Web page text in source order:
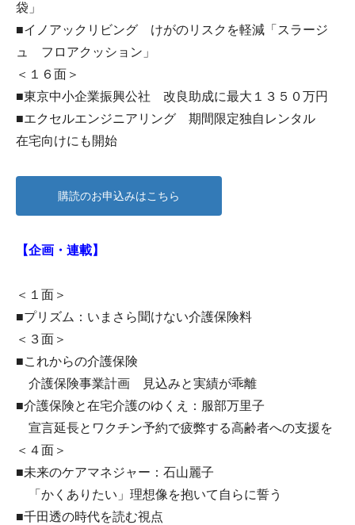
袋」
■イノアックリビング けがのリスクを軽減「スラージ
ュ フロアクッション」
＜１６面＞
■東京中小企業振興公社 改良助成に最大１３５０万円
■エクセルエンジニアリング 期間限定独自レンタル
在宅向けにも開始
購読のお申込みはこちら
【企画・連載】
＜１面＞
■プリズム：いまさら聞けない介護保険料
＜３面＞
■これからの介護保険
介護保険事業計画 見込みと実績が乖離
■介護保険と在宅介護のゆくえ：服部万里子
宣言延長とワクチン予約で疲弊する高齢者への支援を
＜４面＞
■未来のケアマネジャー：石山麗子
「かくありたい」理想像を抱いて自らに誓う
■千田透の時代を読む視点